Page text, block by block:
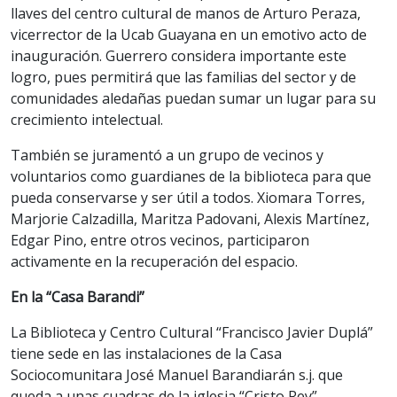
llaves del centro cultural de manos de Arturo Peraza,
vicerrector de la Ucab Guayana en un emotivo acto de
inauguración. Guerrero considera importante este
logro, pues permitirá que las familias del sector y de
comunidades aledañas puedan sumar un lugar para su
crecimiento intelectual.
También se juramentó a un grupo de vecinos y
voluntarios como guardianes de la biblioteca para que
pueda conservarse y ser útil a todos. Xiomara Torres,
Marjorie Calzadilla, Maritza Padovani, Alexis Martínez,
Edgar Pino, entre otros vecinos, participaron
activamente en la recuperación del espacio.
En la “Casa Barandi”
La Biblioteca y Centro Cultural “Francisco Javier Duplá”
tiene sede en las instalaciones de la Casa
Sociocomunitara José Manuel Barandiarán s.j. que